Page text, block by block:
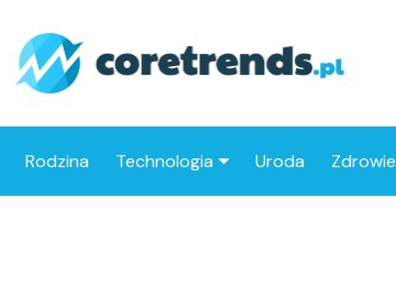
Rodzina Technologia Uroda Zdrowie